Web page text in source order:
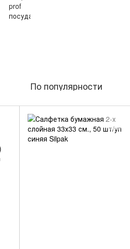
По популярности